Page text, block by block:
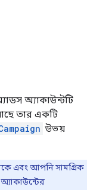
অ্যাকাউন্টটি
তার একটি
উভয়
এবং আপনি সামগ্রিক